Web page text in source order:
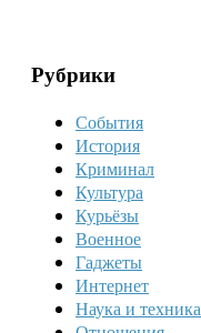
Рубрики
События
История
Криминал
Культура
Курьёзы
Военное
Гаджеты
Интернет
Наука и техника